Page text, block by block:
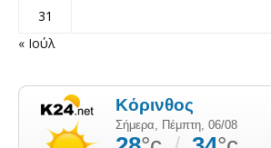
31
« Ιούλ